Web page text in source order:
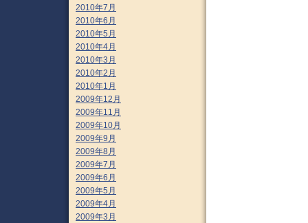
2010年7月
2010年6月
2010年5月
2010年4月
2010年3月
2010年2月
2010年1月
2009年12月
2009年11月
2009年10月
2009年9月
2009年8月
2009年7月
2009年6月
2009年5月
2009年4月
2009年3月